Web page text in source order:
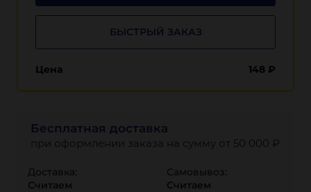
БЫСТРЫЙ ЗАКАЗ
Цена 148 ₽
Бесплатная доставка
при оформлении заказа на сумму от 50 000 ₽
Доставка:
Считаем
Самовывоз:
Считаем